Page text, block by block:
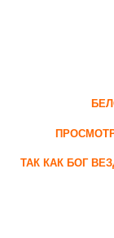
ТАК КАК БОГ